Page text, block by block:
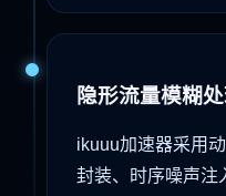
隐形流量模糊
ikuuu加速器采用
封装、时序噪声注